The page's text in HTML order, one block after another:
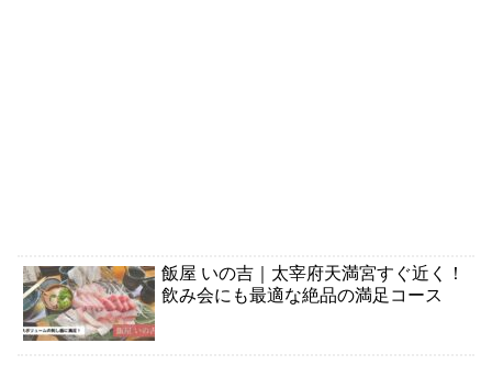
飯屋 いの吉｜太宰府天満宮すぐ近く！
飲み会にも最適な絶品の満足コース